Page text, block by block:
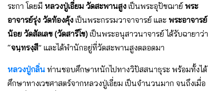
ระกา โดยมี หลวงปู่เอี่ยม วัดสะพานสูง เป็นพระอุปัชฌาย์พระ
อาจารย์รุ่ง วัดท้องคุ้ง เป็นพระกรรมวาจาจารย์ และ พระอาจารย์
น้อย วัดสัลเลข (วัดสารีโข) เป็นพระอนุสาวนาจารย์ ได้รับฉายาว่า
“จนฺทรงฺสี” และได้พำนักอยู่ที่วัดสะพานสูงตลอดมา
หลวงปู่กลิ่น ท่านชอบศึกษาหนักไปทางวิปัสสนาธุระ พร้อมทั้งได้
ศึกษาทางเวชศาสตร์จากหลวงปู่เอี่ยม เป็นจำนวนมาก จนถึงเมื่อ